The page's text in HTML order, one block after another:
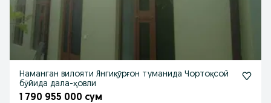
Наманган вилояти Янгиқӯрғон туманида Чортоқсой
бӯйида дала-ҳовли
1 790 955 000 сум